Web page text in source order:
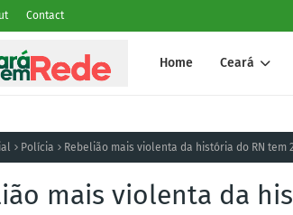
Contact
Home Ceará
Polícia Rebelião mais violenta da história do RN tem
mais violenta da